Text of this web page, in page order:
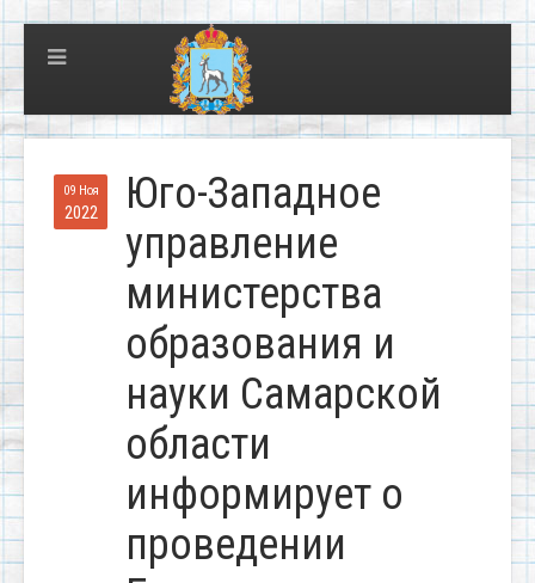
09 Ноя
2022
Юго-Западное
управление
министерства
образования и
науки Самарской
области
информирует о
проведении